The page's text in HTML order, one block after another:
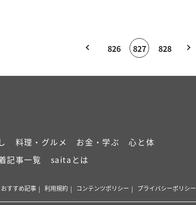
826 827 828
料理・グルメ お金・学ぶ
心と体
記事一覧 saitaとは
おすすめ記事 利用規約 コンテンツポリシー プライバシーポリシー